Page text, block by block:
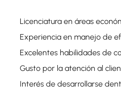
Licenciatura en áreas
Experiencia en manejo de
Excelentes habilidades de
Gusto por la atención al
Interés de desarrollarse